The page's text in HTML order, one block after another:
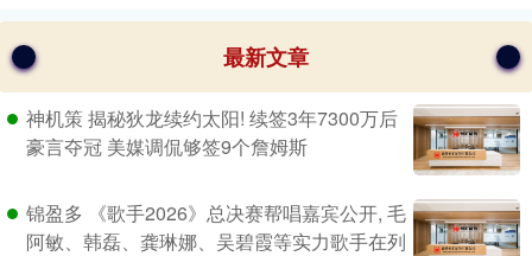
最新文章
神机策 揭秘狄龙续约太阳! 续签3年7300万后
豪言夺冠 美媒调侃够签9个詹姆斯
锦盈多 《歌手2026》总决赛帮唱嘉宾公开, 毛
阿敏、韩磊、龚琳娜、吴碧霞等实力歌手在列